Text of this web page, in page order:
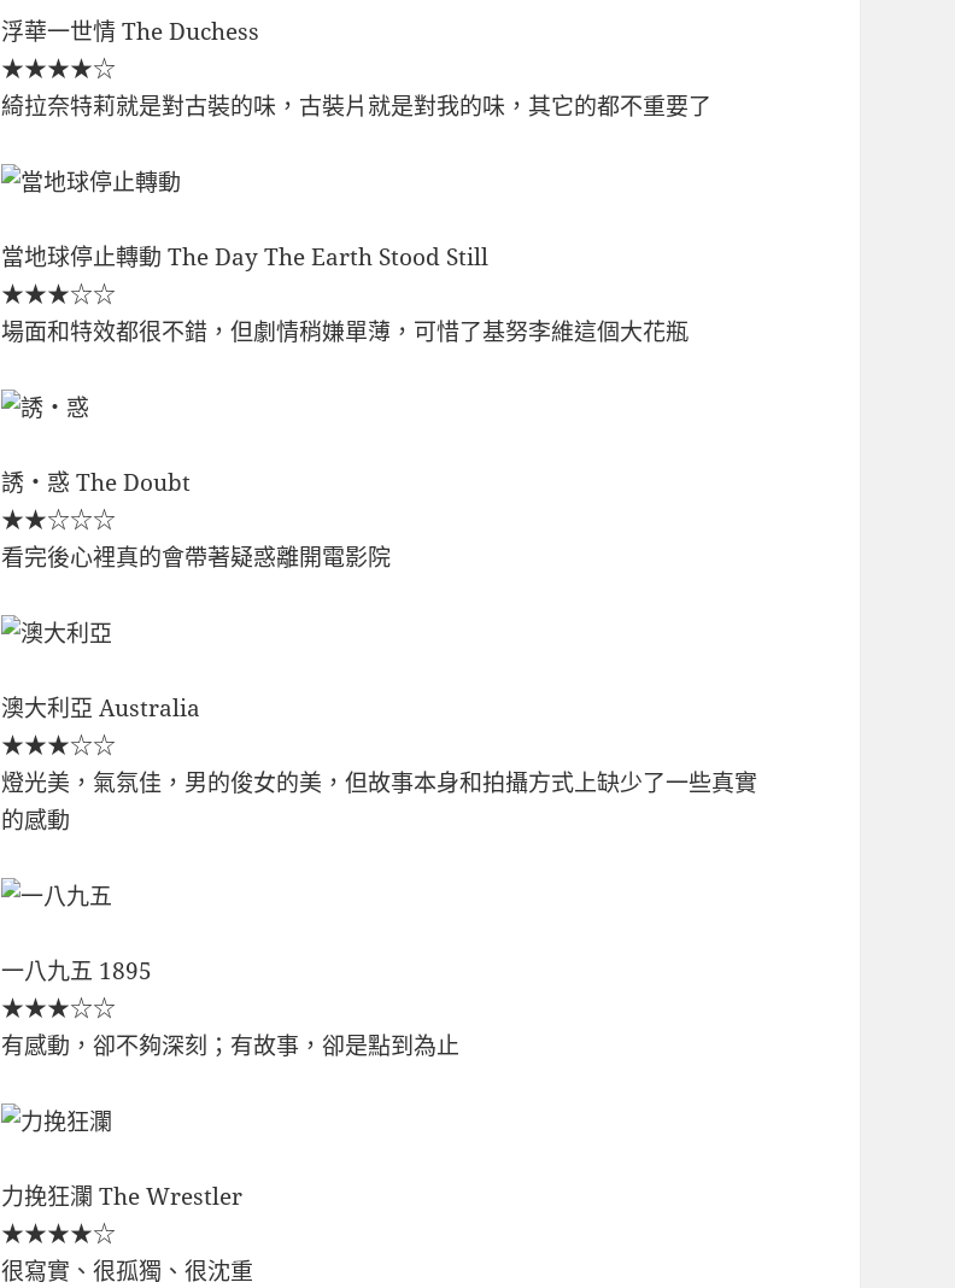
浮華一世情 The Duchess
★★★★☆
綺拉奈特莉就是對古裝的味，古裝片就是對我的味，其它的都不重要了
當地球停止轉動 The Day The Earth Stood Still
★★★☆☆
場面和特效都很不錯，但劇情稍嫌單薄，可惜了基努李維這個大花瓶
誘‧惑 The Doubt
★★☆☆☆
看完後心裡真的會帶著疑惑離開電影院
澳大利亞 Australia
★★★☆☆
燈光美，氣氛佳，男的俊女的美，但故事本身和拍攝方式上缺少了一些真實
的感動
一八九五 1895
★★★☆☆
有感動，卻不夠深刻；有故事，卻是點到為止
力挽狂瀾 The Wrestler
★★★★☆
很寫實、很孤獨、很沈重